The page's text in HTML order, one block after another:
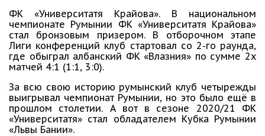
ФК «Университатя Крайова». В национальном
чемпионате Румынии ФК «Университатя Крайова»
стал бронзовым призером. В отборочном этапе
Лиги конференций клуб стартовал со 2-го раунда,
где обыграл албанский ФК «Влазния» по сумме 2х
матчей 4:1 (1:1, 3:0).
За всю свою историю румынский клуб четырежды
выигрывал чемпионат Румынии, но это было ещё в
прошлом столетии. А вот в сезоне 2020/21 ФК
«Университатя» стал обладателем Кубка Румынии
«Львы Бании».